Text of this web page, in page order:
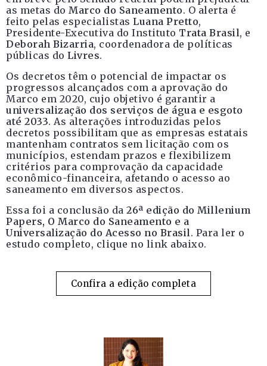
as metas do Marco do Saneamento. O alerta é
feito pelas especialistas Luana Pretto,
Presidente-Executiva do Instituto Trata Brasil, e
Deborah Bizarria, coordenadora de políticas
públicas do Livres.
Os decretos têm o potencial de impactar os
progressos alcançados com a aprovação do
Marco em 2020, cujo objetivo é garantir a
universalização dos serviços de água e esgoto
até 2033. As alterações introduzidas pelos
decretos possibilitam que as empresas estatais
mantenham contratos sem licitação com os
municípios, estendam prazos e flexibilizem
critérios para comprovação da capacidade
econômico-financeira, afetando o acesso ao
saneamento em diversos aspectos.
Essa foi a conclusão da 26ª edição do Millenium
Papers, O Marco do Saneamento e a
Universalização do Acesso no Brasil . Para ler o
estudo completo, clique no link abaixo.
Confira a edição completa